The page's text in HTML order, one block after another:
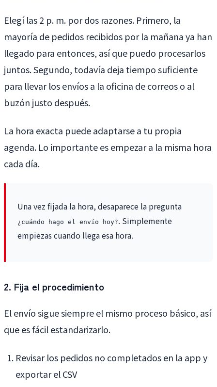
Elegí las 2 p. m. por dos razones. Primero, la
mayoría de pedidos recibidos por la mañana ya han
llegado para entonces, así que puedo procesarlos
juntos. Segundo, todavía deja tiempo suficiente
para llevar los envíos a la oficina de correos o al
buzón justo después.
La hora exacta puede adaptarse a tu propia
agenda. Lo importante es empezar a la misma hora
cada día.
Una vez fijada la hora, desaparece la pregunta
¿cuándo hago el envío hoy?. Simplemente
empiezas cuando llega esa hora.
2. Fija el procedimiento
El envío sigue siempre el mismo proceso básico, así
que es fácil estandarizarlo.
Revisar los pedidos no completados en la app y
exportar el CSV